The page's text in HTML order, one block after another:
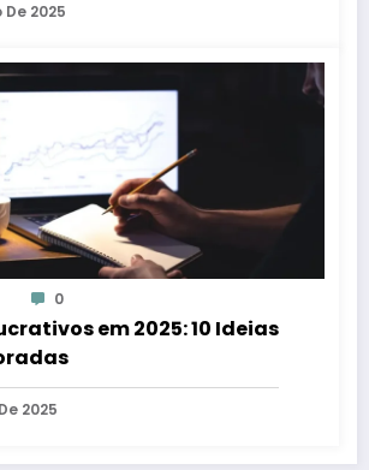
De 2025
0
em 2025: 10 Ideias
2025